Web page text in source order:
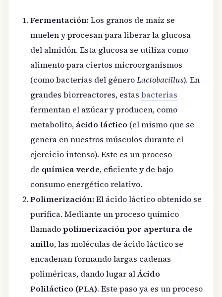
Fermentación:Los granos de maíz se
muelen y procesan para liberar la glucosa
del almidón. Esta glucosa se utiliza como
alimento para ciertos microorganismos
(como bacterias del géneroLactobacillus). En
grandes biorreactores, estas bacterias
fermentan el azúcar y producen, como
metabolito, ácido láctico (el mismo que se
genera en nuestros músculos durante el
ejercicio intenso). Este es un proceso
de química verde, eficiente y de bajo
consumo energético relativo.
Polimerización:El ácido láctico obtenido se
purifica. Mediante un proceso químico
llamado polimerización por apertura de
anillo, las moléculas de ácido láctico se
encadenan formando largas cadenas
poliméricas, dando lugar alÁcido
Poliláctico (PLA). Este paso ya es un proceso